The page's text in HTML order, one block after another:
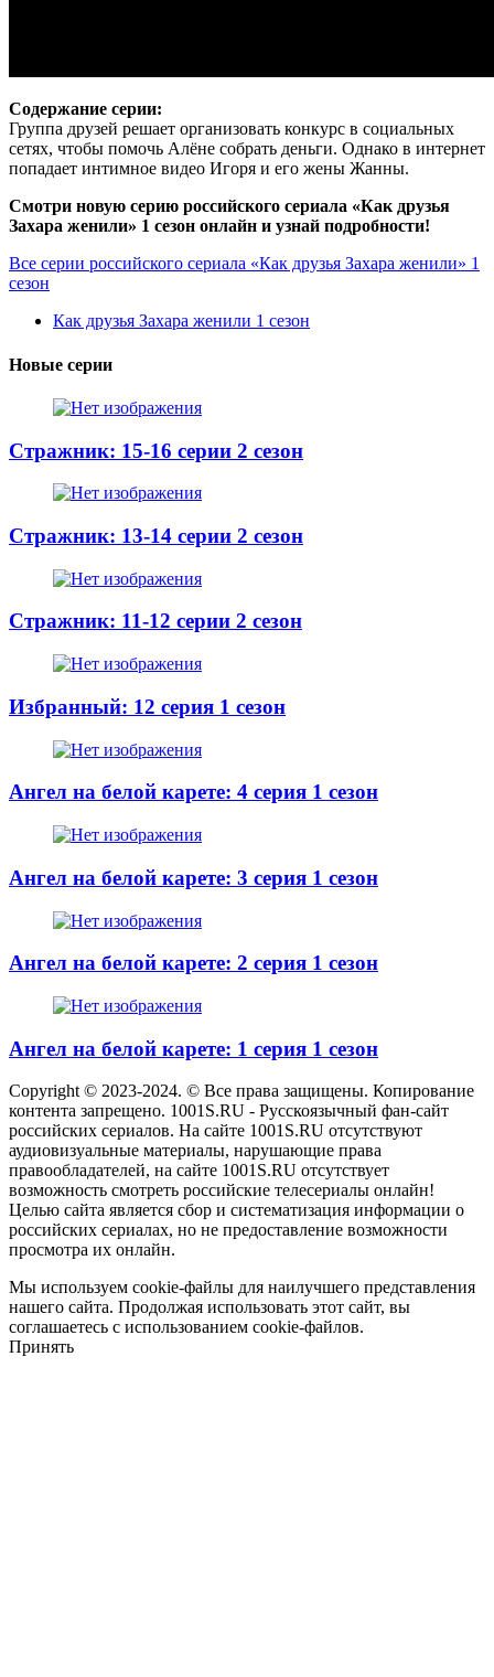
Содержание серии:
Группа друзей решает организовать конкурс в социальных
сетях, чтобы помочь Алёне собрать деньги. Однако в интернет
попадает интимное видео Игоря и его жены Жанны.
Смотри новую серию российского сериала «Как друзья
Захара женили» 1 сезон онлайн и узнай подробности!
Все серии российского сериала «Как друзья Захара женили» 1
сезон
Как друзья Захара женили 1 сезон
Новые серии
Стражник: 15-16 серии 2 сезон
Стражник: 13-14 серии 2 сезон
Стражник: 11-12 серии 2 сезон
Избранный: 12 серия 1 сезон
Ангел на белой карете: 4 серия 1 сезон
Ангел на белой карете: 3 серия 1 сезон
Ангел на белой карете: 2 серия 1 сезон
Ангел на белой карете: 1 серия 1 сезон
Copyright © 2023-2024. © Все права защищены. Копирование
контента запрещено. 1001S.RU - Русскоязычный фан-сайт
российских сериалов. На сайте 1001S.RU отсутствуют
аудиовизуальные материалы, нарушающие права
правообладателей, на сайте 1001S.RU отсутствует
возможность смотреть российские телесериалы онлайн!
Целью сайта является сбор и систематизация информации о
российских сериалах, но не предоставление возможности
просмотра их онлайн.
Мы используем cookie-файлы для наилучшего представления
нашего сайта. Продолжая использовать этот сайт, вы
соглашаетесь с использованием cookie-файлов.
Принять